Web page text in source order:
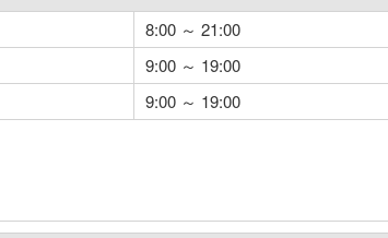
8:00 ～ 21:00
9:00 ～ 19:00
9:00 ～ 19:00